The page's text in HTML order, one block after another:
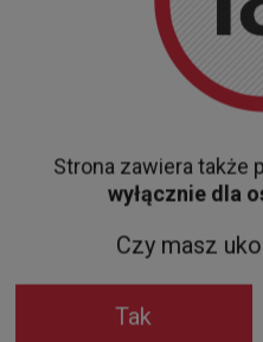
RUM BOTUCAL RESERVA
EXCLUSIVA 40% 0,7L
239,00 zł
Strona zawiera także
wyłącznie dla
Czy masz
Tak